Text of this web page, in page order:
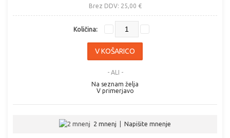
Brez DDV: 25,00 €
Količina:
- ALI -
Na seznam želja
V primerjavo
2 mnenj Napišite mnenje